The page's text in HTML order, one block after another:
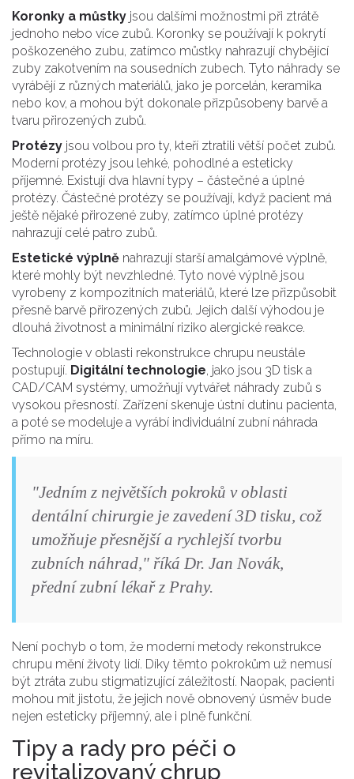
Koronky a můstky jsou dalšími možnostmi při ztrátě
jednoho nebo více zubů. Koronky se používají k pokrytí
poškozeného zubu, zatímco můstky nahrazují chybějící
zuby zakotvením na sousedních zubech. Tyto náhrady se
vyrábějí z různých materiálů, jako je porcelán, keramika
nebo kov, a mohou být dokonale přizpůsobeny barvě a
tvaru přirozených zubů.
Protézy jsou volbou pro ty, kteří ztratili větší počet zubů.
Moderní protézy jsou lehké, pohodlné a esteticky
příjemné. Existují dva hlavní typy – částečné a úplné
protézy. Částečné protézy se používají, když pacient má
ještě nějaké přirozené zuby, zatímco úplné protézy
nahrazují celé patro zubů.
Estetické výplně nahrazují starší amalgámové výplně,
které mohly být nevzhledné. Tyto nové výplně jsou
vyrobeny z kompozitních materiálů, které lze přizpůsobit
přesně barvě přirozených zubů. Jejich další výhodou je
dlouhá životnost a minimální riziko alergické reakce.
Technologie v oblasti rekonstrukce chrupu neustále
postupují. Digitální technologie, jako jsou 3D tisk a
CAD/CAM systémy, umožňují vytvářet náhrady zubů s
vysokou přesností. Zařízení skenuje ústní dutinu pacienta,
a poté se modeluje a vyrábí individuální zubní náhrada
přímo na míru.
"Jedním z největších pokroků v oblasti
dentální chirurgie je zavedení 3D tisku, což
umožňuje přesnější a rychlejší tvorbu
zubních náhrad," říká Dr. Jan Novák,
přední zubní lékař z Prahy.
Není pochyb o tom, že moderní metody rekonstrukce
chrupu mění životy lidí. Díky těmto pokrokům už nemusí
být ztráta zubu stigmatizující záležitostí. Naopak, pacienti
mohou mít jistotu, že jejich nově obnovený úsměv bude
nejen esteticky příjemný, ale i plně funkční.
Tipy a rady pro péči o
revitalizovaný chrup